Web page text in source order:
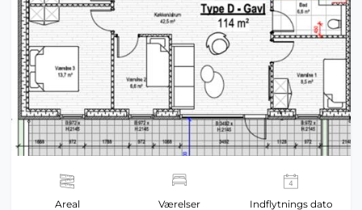
Areal Værelser Indflytnings dato